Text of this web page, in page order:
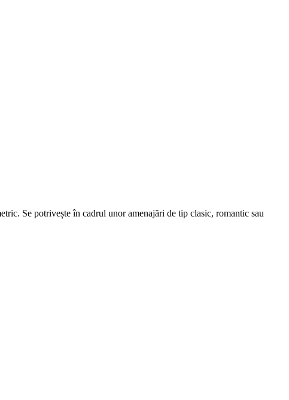
Se potrivește în cadrul unor amenajări de tip clasic, romantic sau